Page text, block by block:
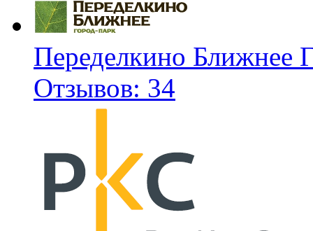
Переделкино Ближнее
Отзывов: 34